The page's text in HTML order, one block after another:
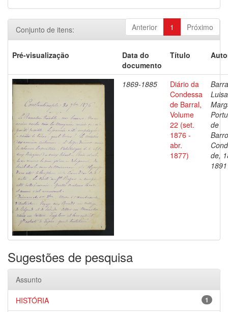
Anterior 1 Próximo
Conjunto de itens:
Pré-visualização
Data do
documento
Título
1869-1885
Diário da
Condessa
de Barral,
Volume
22 (set.
1876 -
abr.
1877)
Luisa
de
de,
1891
Sugestões de pesquisa
Assunto
1
HISTÓRIA